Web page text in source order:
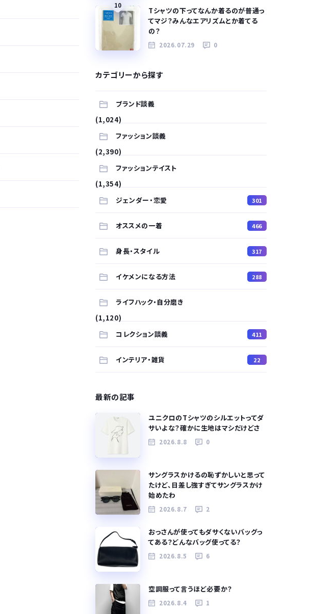
10
Tシャツの下ってなんか着るのが普通っ
てマジ？みんなエアリズムとか着てる
の？
2026.07.29 0
カテゴリーから探す
ブランド談義
(1,024)
ファッション談義
(2,390)
ファッションテイスト
(1,354)
ジェンダー・恋愛
301
オススメの一着 466
身長・スタイル 317
イケメンになる方法 288
ライフハック・自分磨き
(1,120)
コレクション談義
411
インテリア・雑貨 22
最新の記事
ユニクロのTシャツのシルエットってダ
サいよな？確かに生地はマシだけどさ
2026.8.8 0
サングラスかけるの恥ずかしいと思って
たけど、日差し強すぎてサングラスかけ
始めたわ
2026.8.7 2
おっさんが使ってもダサくないバッグっ
てある？どんなバッグ使ってる？
2026.8.5 6
空調服って言うほど必要か？
2026.8.4 1